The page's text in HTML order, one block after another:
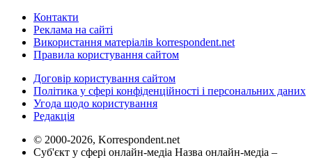
Контакти
Реклама на сайті
Використання матеріалів korrespondent.net
Правила користування сайтом
Договір користування сайтом
Політика у сфері конфіденційності і персональних даних
Угода щодо користування
Редакція
© 2000-2026, Korrespondent.net
Суб'єкт у сфері онлайн-медіа Назва онлайн-медіа –